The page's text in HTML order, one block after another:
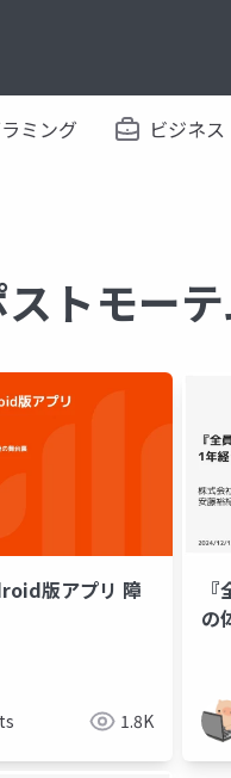
ミング ビジネス
トモー
版アプリ 障
1.8K
の